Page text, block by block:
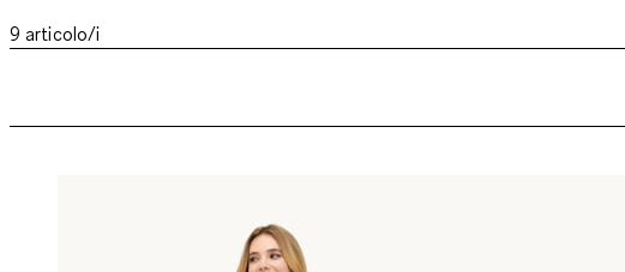
9 articolo/i